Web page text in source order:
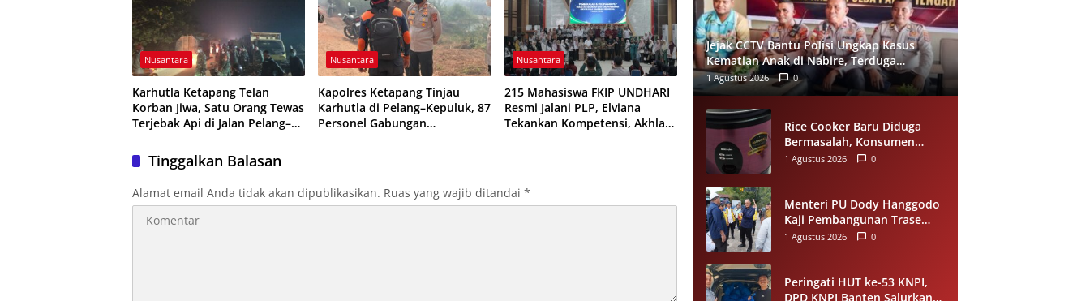
Nusantara
Karhutla Ketapang Telan
Korban Jiwa, Satu Orang Tewas
Terjebak Api di Jalan Pelang–
Nusantara
Kapolres Ketapang Tinjau
Karhutla di Pelang–Kepuluk, 87
Personel Gabungan
Nusantara
215 Mahasiswa FKIP UNDHARI
Resmi Jalani PLP, Elviana
Tekankan Kompetensi, Akhlak
Tinggalkan Balasan
Alamat email Anda tidak akan dipublikasikan. Ruas yang wajib ditandai *
Jejak CCTV Bantu Polisi Ungkap Kasus
Kematian Anak di Nabire, Terduga
Diamankan Kurang dari 24 Jam
1 Agustus 2026 0
Rice Cooker Baru Diduga
Bermasalah, Konsumen
Samarinda Minta Miyako
1 Agustus 2026 0
Menteri PU Dody Hanggodo
Kaji Pembangunan Trase
Baru Kelok 44 Agam Usai
1 Agustus 2026 0
Peringati HUT ke-53 KNPI,
DPD KNPI Banten Salurkan